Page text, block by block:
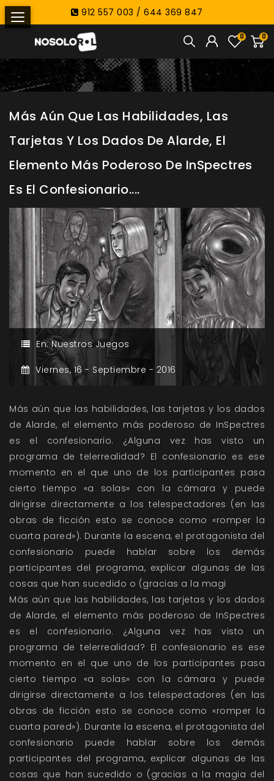
912 557 003 / 644 369 847
0
0
Más Aún Que Las Habilidades, Las
Tarjetas Y Los Dados De Alarde, El
Elemento Más Poderoso De InSpectres
Es El Confesionario....
En:Nuestros Juegos
Viernes, 16 - Septiembre - 2016
Más aún que las habilidades, las tarjetas y los dados
de Alarde, el elemento más poderoso de InSpectres
es el confesionario. ¿Alguna vez has visto un
programa de telerrealidad? El confesionario es ese
momento en el que uno de los participantes pasa
cierto tiempo «a solas» con la cámara y puede
dirigirse directamente a los telespectadores (en las
obras de ficción esto se conoce como «romper la
cuarta pared»). Durante la escena, el protagonista del
confesionario puede hablar sobre los demás
participantes del programa, explicar algunas de las
cosas que han sucedido o (gracias a la magi
Más aún que las habilidades, las tarjetas y los dados
de Alarde, el elemento más poderoso de InSpectres
es el confesionario. ¿Alguna vez has visto un
programa de telerrealidad? El confesionario es ese
momento en el que uno de los participantes pasa
cierto tiempo «a solas» con la cámara y puede
dirigirse directamente a los telespectadores (en las
obras de ficción esto se conoce como «romper la
cuarta pared»). Durante la escena, el protagonista del
confesionario puede hablar sobre los demás
participantes del programa, explicar algunas de las
cosas que han sucedido o (gracias a la magia del